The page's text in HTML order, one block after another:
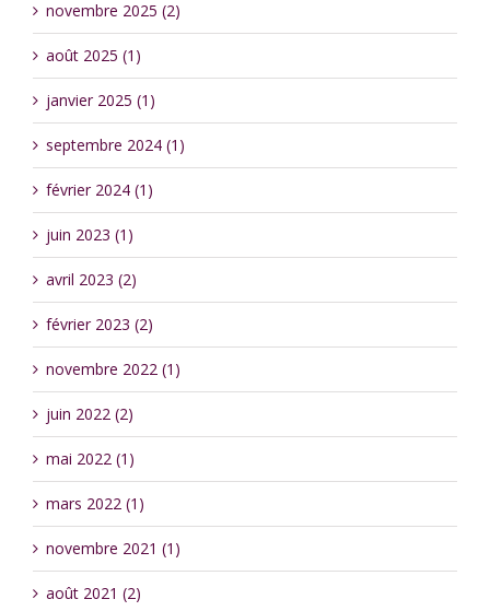
novembre 2025 (2)
août 2025 (1)
janvier 2025 (1)
septembre 2024 (1)
février 2024 (1)
juin 2023 (1)
avril 2023 (2)
février 2023 (2)
novembre 2022 (1)
juin 2022 (2)
mai 2022 (1)
mars 2022 (1)
novembre 2021 (1)
août 2021 (2)